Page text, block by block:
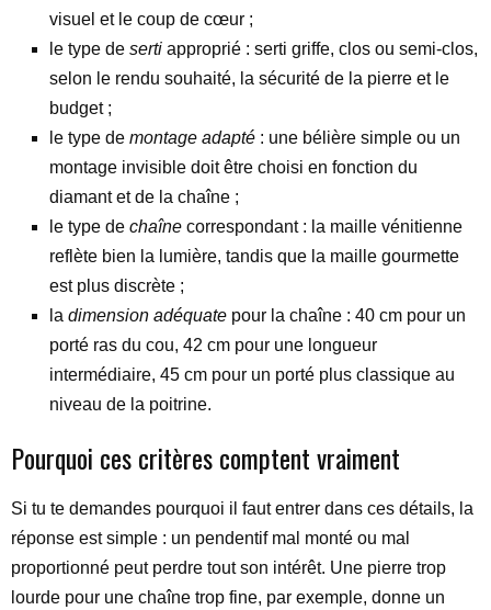
visuel et le coup de cœur ;
le type de serti approprié : serti griffe, clos ou semi-clos,
selon le rendu souhaité, la sécurité de la pierre et le
budget ;
le type de montage adapté : une bélière simple ou un
montage invisible doit être choisi en fonction du
diamant et de la chaîne ;
le type de chaîne correspondant : la maille vénitienne
reflète bien la lumière, tandis que la maille gourmette
est plus discrète ;
la dimension adéquate pour la chaîne : 40 cm pour un
porté ras du cou, 42 cm pour une longueur
intermédiaire, 45 cm pour un porté plus classique au
niveau de la poitrine.
Pourquoi ces critères comptent vraiment
Si tu te demandes pourquoi il faut entrer dans ces détails, la
réponse est simple : un pendentif mal monté ou mal
proportionné peut perdre tout son intérêt. Une pierre trop
lourde pour une chaîne trop fine, par exemple, donne un